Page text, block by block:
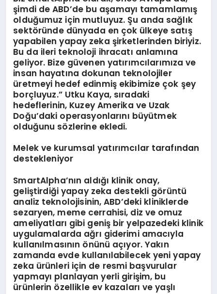
şimdi de ABD’de bu aşamayı tamamlamış
olduğumuz için mutluyuz. Şu anda sağlık
sektöründe dünyada en çok ülkeye satış
yapabilen yapay zeka şirketlerinden biriyiz.
Bu da ileri teknoloji ihracatı anlamına
geliyor. Bize güvenen yatırımcılarımıza ve
insan hayatına dokunan teknolojiler
üretmeyi hedef edinmiş ekibimize çok şey
borçluyuz.” Utku Kaya, sıradaki
hedeflerinin, Kuzey Amerika ve Uzak
Doğu’daki operasyonlarını büyütmek
olduğunu sözlerine ekledi.
Melek ve kurumsal yatırımcılar tarafından
destekleniyor
SmartAlpha’nın aldığı klinik onay,
geliştirdiği yapay zeka destekli görüntü
analiz teknolojisinin, ABD’deki kliniklerde
sezaryen, meme cerrahisi, diz ve omuz
ameliyatları gibi geniş bir yelpazedeki klinik
uygulamalarda ağrı giderimi amacıyla
kullanılmasının önünü açıyor. Yakın
zamanda evde kullanılabilecek yeni yapay
zeka ürünleri için de resmi başvurular
yapmayı planlayan yerli girişim, bu
ürünlerin özellikle ev kazaları ve yaşlı